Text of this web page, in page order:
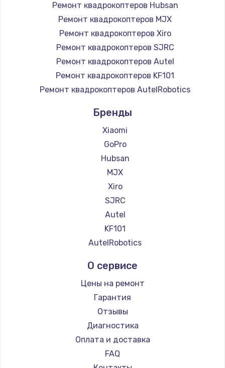
Ремонт квадрокоптеров Hubsan
Ремонт квадрокоптеров MJX
Ремонт квадрокоптеров Xiro
Ремонт квадрокоптеров SJRC
Ремонт квадрокоптеров Autel
Ремонт квадрокоптеров KF101
Ремонт квадрокоптеров AutelRobotics
Бренды
Xiaomi
GoPro
Hubsan
MJX
Xiro
SJRC
Autel
KF101
AutelRobotics
О сервисе
Цены на ремонт
Гарантия
Отзывы
Диагностика
Оплата и доставка
FAQ